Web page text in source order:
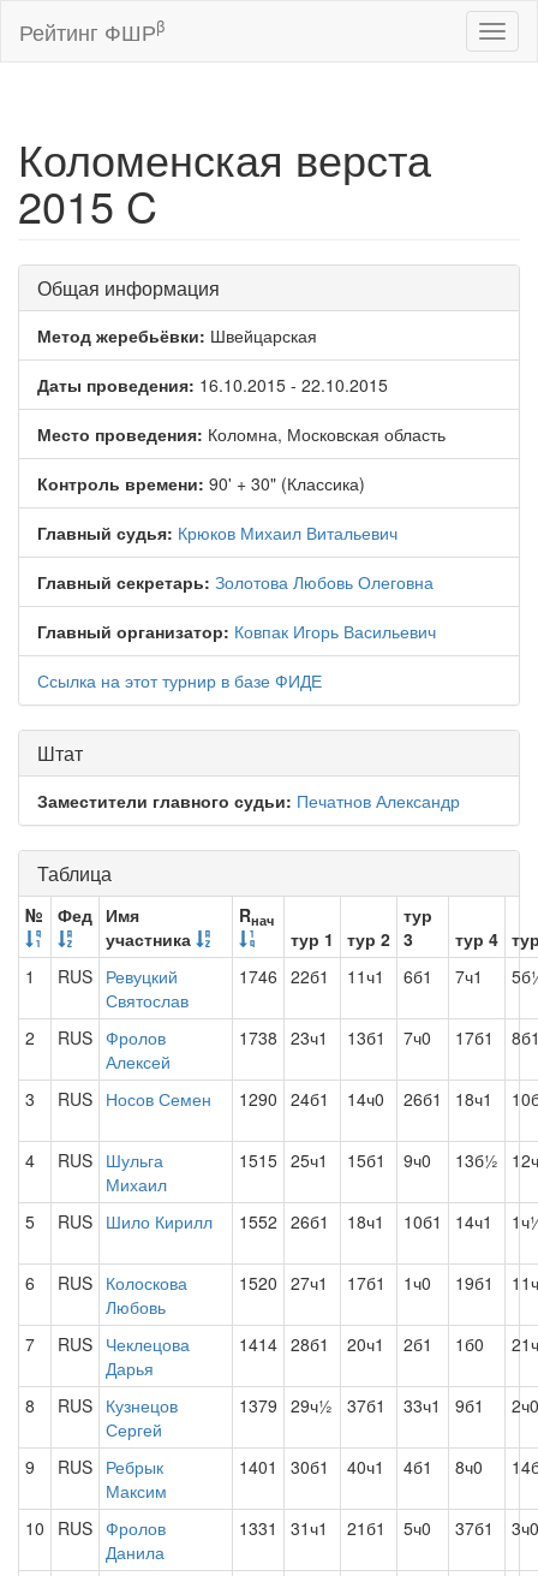
Рейтинг ФШРβ
Коломенская верста
2015 C
Общая информация
Метод жеребьёвки: Швейцарская
Даты проведения: 16.10.2015 - 22.10.2015
Место проведения: Коломна, Московская область
Контроль времени: 90' + 30" (Классика)
Главный судья: Крюков Михаил Витальевич
Главный секретарь: Золотова Любовь Олеговна
Главный организатор: Ковпак Игорь Васильевич
Ссылка на этот турнир в базе ФИДЕ
Штат
Заместители главного судьи: Печатнов Александр
Таблица
№ Фед Имя
участника
Rнач
тур 1 тур 2
тур
3
тур 4
1
RUS Ревуцкий
Святослав
1746 22б1 11ч1 6б1 7ч1
2 RUS Фролов
Алексей
1738 23ч1 13б1 7ч0 17б1
3 RUS Носов Семен 1290 24б1 14ч0 26б1 18ч1
4 RUS Шульга
Михаил
1515 25ч1 15б1 9ч0 13б½
5 RUS Шило Кирилл 1552 26б1 18ч1 10б1 14ч1
6 RUS Колоскова
Любовь
1520 27ч1 17б1 1ч0 19б1
7 RUS Чеклецова
Дарья
1414 28б1 20ч1 2б1 1б0
8 RUS Кузнецов
Сергей
1379 29ч½ 37б1 33ч1 9б1 2ч0
9 RUS Ребрык
Максим
1401 30б1 40ч1 4б1 8ч0
10 RUS Фролов
Данила
1331 31ч1 21б1 5ч0 37б1 3ч0